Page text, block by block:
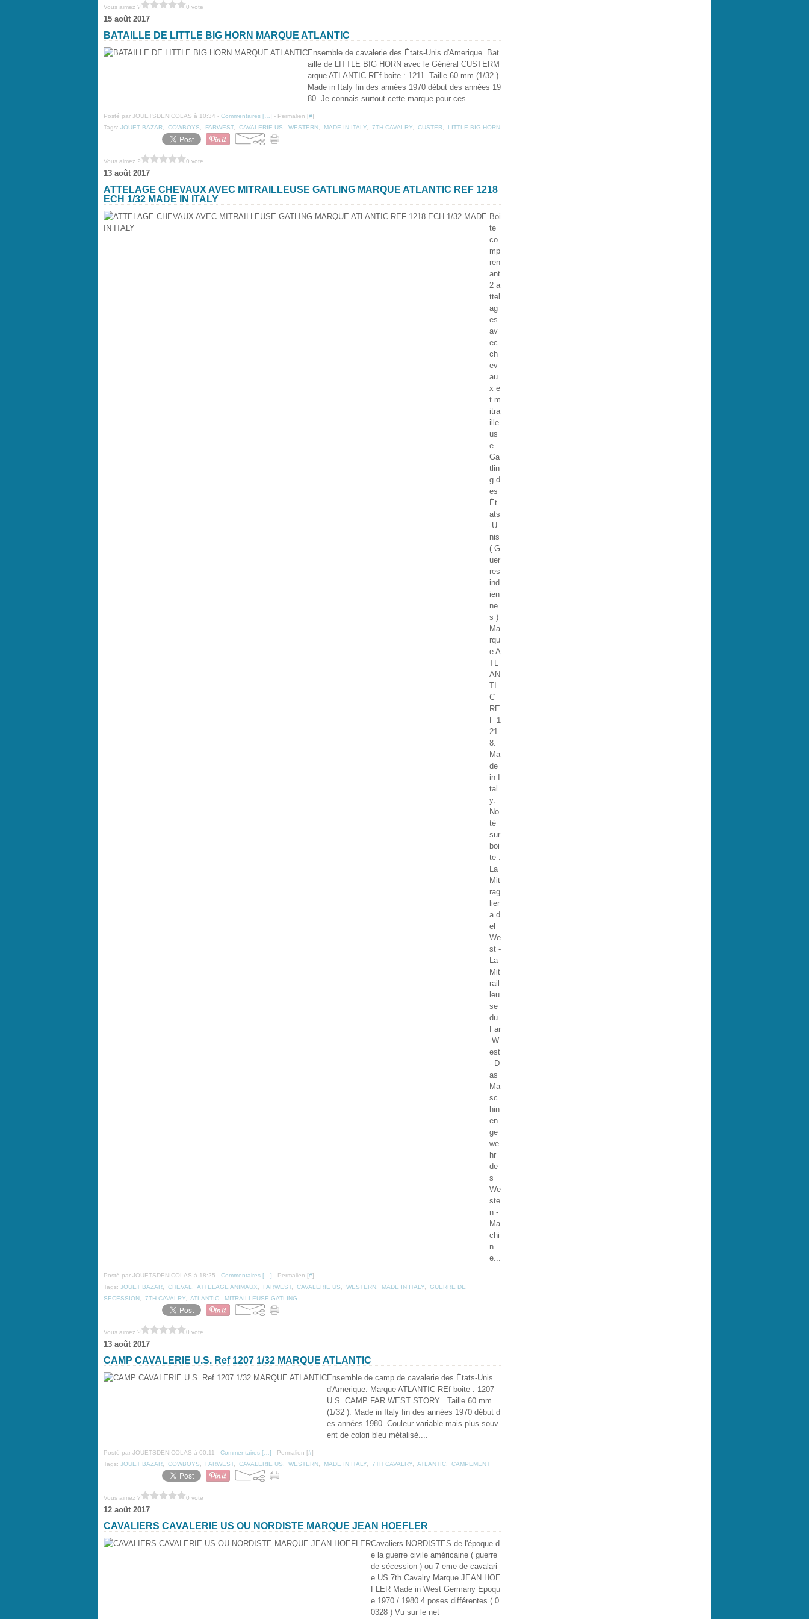
Vous aimez ? 0 vote
15 août 2017
BATAILLE DE LITTLE BIG HORN MARQUE ATLANTIC
Ensemble de cavalerie des États-Unis d'Amerique. Bat
aille de LITTLE BIG HORN avec le Général CUSTERM
arque ATLANTIC REf boite : 1211. Taille 60 mm (1/32 ).
Made in Italy fin des années 1970 début des années 19
80. Je connais surtout cette marque pour ces...
Posté par JOUETSDENICOLAS à 10:34 - Commentaires [ ] - Permalien [#]
Tags: JOUET BAZAR COWBOYS FARWEST, CAVALERIE US WESTERN MADE IN ITALY 7TH CAVALRY CUSTER LITTLE BIG HORN
Vous aimez ? 0 vote
13 août 2017
ATTELAGE CHEVAUX AVEC MITRAILLEUSE GATLING MARQUE ATLANTIC REF 1218
ECH 1/32 MADE IN ITALY
Boi
te
co
mp
ren
ant
2 a
ttel
ag
es
av
ec
ch
ev
au
x e
t m
itra
ille
us
e
Ga
tlin
g d
es
Ét
ats
-U
nis
( G
uer
res
ind
ien
ne
s )
Ma
rqu
e A
TL
AN
TI
C
RE
F 1
21
8.
Ma
de
in I
tal
y.
No
té
sur
boi
te :
La
Mit
rag
lier
a d
el
We
st -
La
Mit
rail
leu
se
du
Far
-W
est
- D
as
Ma
sc
hin
en
ge
we
hr
de
s
We
ste
n -
Ma
chi
n
e...
Posté par JOUETSDENICOLAS à 18:25 - Commentaires [ ] - Permalien [#]
Tags: JOUET BAZAR CHEVAL ATTELAGE ANIMAUX FARWEST, CAVALERIE US WESTERN MADE IN ITALY
GUERRE DE
SECESSION
7TH CAVALRY ATLANTIC MITRAILLEUSE GATLING
Vous aimez ? 0 vote
13 août 2017
CAMP CAVALERIE U.S. Ref 1207 1/32 MARQUE ATLANTIC
Ensemble de camp de cavalerie des États-Unis
d'Amerique. Marque ATLANTIC REf boite : 1207
U.S. CAMP FAR WEST STORY . Taille 60 mm
(1/32 ). Made in Italy fin des années 1970 début d
es années 1980. Couleur variable mais plus souv
ent de colori bleu métalisé....
Posté par JOUETSDENICOLAS à 00:11 - Commentaires [ ] - Permalien [#]
Tags: JOUET BAZAR COWBOYS FARWEST, CAVALERIE US WESTERN MADE IN ITALY 7TH CAVALRY ATLANTIC CAMPEMENT
Vous aimez ? 0 vote
12 août 2017
CAVALIERS CAVALERIE US OU NORDISTE MARQUE JEAN HOEFLER
Cavaliers NORDISTES de l'époque d
e la guerre civile américaine ( guerre
de sécession ) ou 7 eme de cavalari
e US 7th Cavalry Marque JEAN HOE
FLER Made in West Germany Epoqu
e 1970 / 1980 4 poses différentes ( 0
0328 ) Vu sur le net